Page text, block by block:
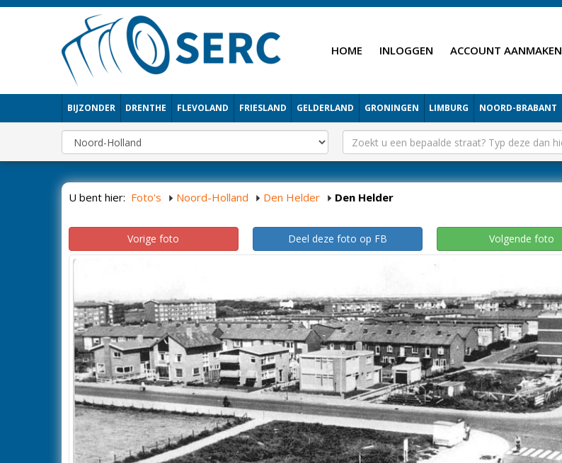
HOME INLOGGEN ACCOUNT AANMAKEN
BIJZONDER DRENTHE FLEVOLAND FRIESLAND GELDERLAND GRONINGEN LIMBURG NOORD-BRABANT
U bent hier: Foto's Noord-Holland Den Helder Den Helder
Vorige foto Deel deze foto op FB Volgende foto